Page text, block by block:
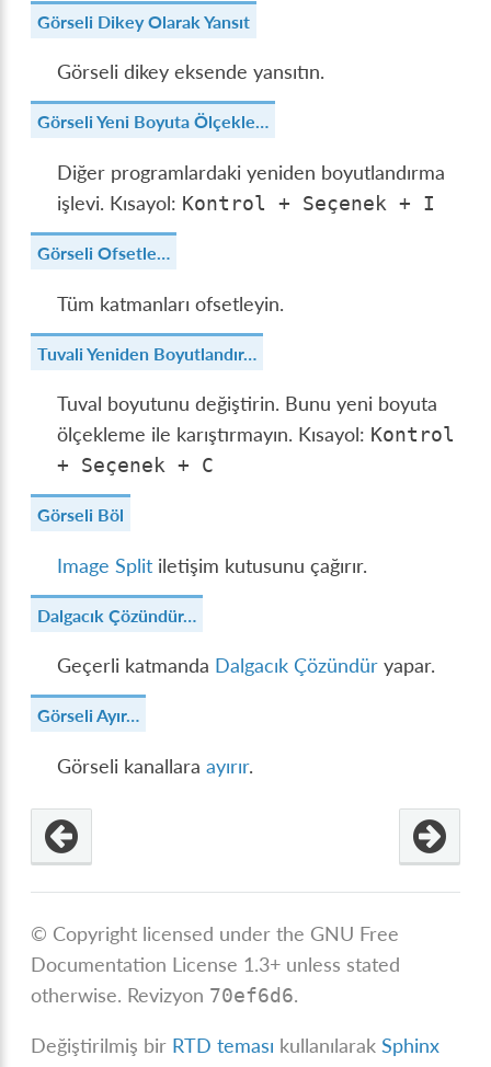
Görseli Dikey Olarak Yansıt
Görseli dikey eksende yansıtın.
Görseli Yeni Boyuta Ölçekle…
Diğer programlardaki yeniden boyutlandırma
işlevi. Kısayol: Kontrol + Seçenek + I
Görseli Ofsetle…
Tüm katmanları ofsetleyin.
Tuvali Yeniden Boyutlandır…
Tuval boyutunu değiştirin. Bunu yeni boyuta
ölçekleme ile karıştırmayın. Kısayol: Kontrol
+
Seçenek + C
Görseli Böl
Image Split iletişim kutusunu çağırır.
Dalgacık Çözündür…
Geçerli katmanda Dalgacık Çözündür yapar.
Görseli Ayır…
Görseli kanallaraayırır.
© Copyright licensed under the GNU Free
Documentation License 1.3+ unless stated
otherwise. Revizyon 70ef6d6.
Değiştirilmiş bir RTD teması kullanılarakSphinx